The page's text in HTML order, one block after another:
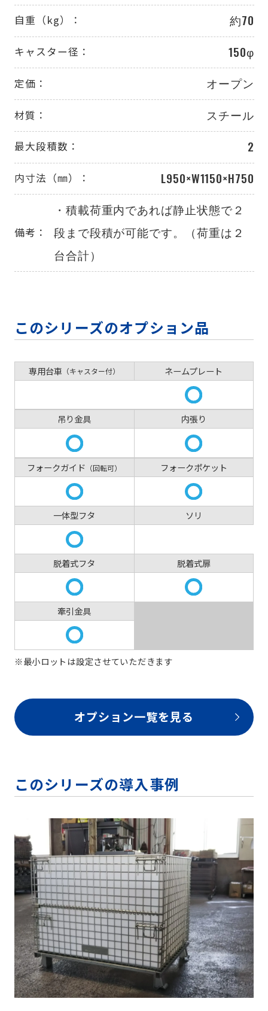
自重（kg）： 約70
キャスター径： 150φ
定価： オープン
材質： スチール
最大段積数： 2
内寸法（㎜）： L950×W1150×H750
備考：
・積載荷重内であれば静止状態で２
段まで段積が可能です。（荷重は２
台合計）
このシリーズのオプション品
専用台車 （キャスター付） ネームプレート
吊り金具 内張り
フォークガイド （回転可） フォークポケット
一体型フタ ソリ
脱着式フタ 脱着式扉
牽引金具
※最小ロットは設定させていただきます
オプション一覧を見る
このシリーズの導入事例